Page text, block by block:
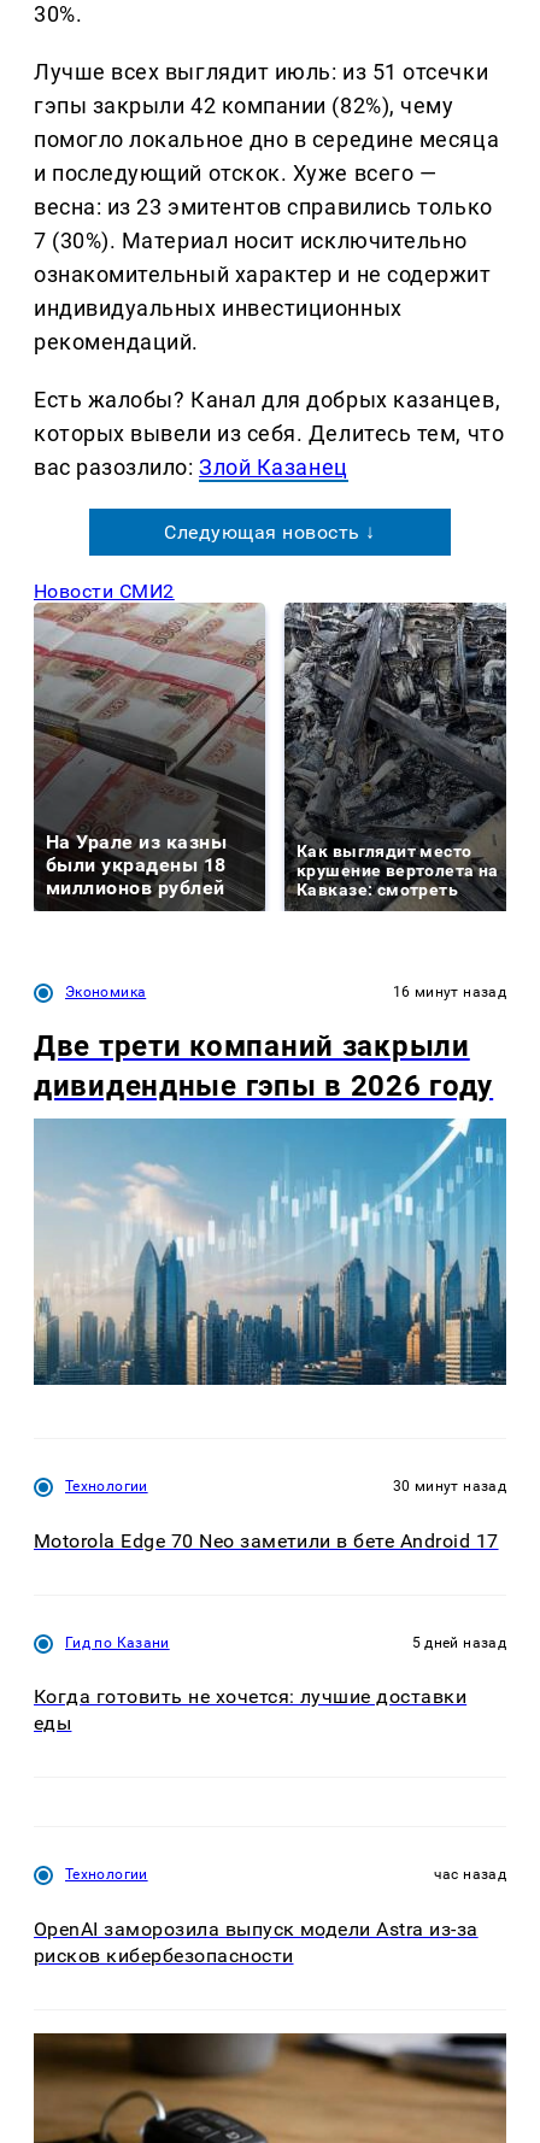
30%.
Лучше всех выглядит июль: из 51 отсечки
гэпы закрыли 42 компании (82%), чему
помогло локальное дно в середине месяца
и последующий отскок. Хуже всего —
весна: из 23 эмитентов справились только
7 (30%). Материал носит исключительно
ознакомительный характер и не содержит
индивидуальных инвестиционных
рекомендаций.
Есть жалобы? Канал для добрых казанцев,
которых вывели из себя. Делитеcь тем, что
вас разозлило:Злой Казанец
Следующая новость ↓
Новости СМИ2
На Урале из казны
были украдены 18
миллионов рублей
Как выглядит место
крушение вертолета на
Кавказе: смотреть
Экономика 16 минут назад
Две трети компаний закрыли
дивидендные гэпы в 2026 году
Технологии 30 минут назад
Motorola Edge 70 Neo заметили в бете Android 17
Гид по Казани 5 дней назад
Когда готовить не хочется: лучшие доставки
еды
Технологии час назад
OpenAI заморозила выпуск модели Astra из-за
рисков кибербезопасности